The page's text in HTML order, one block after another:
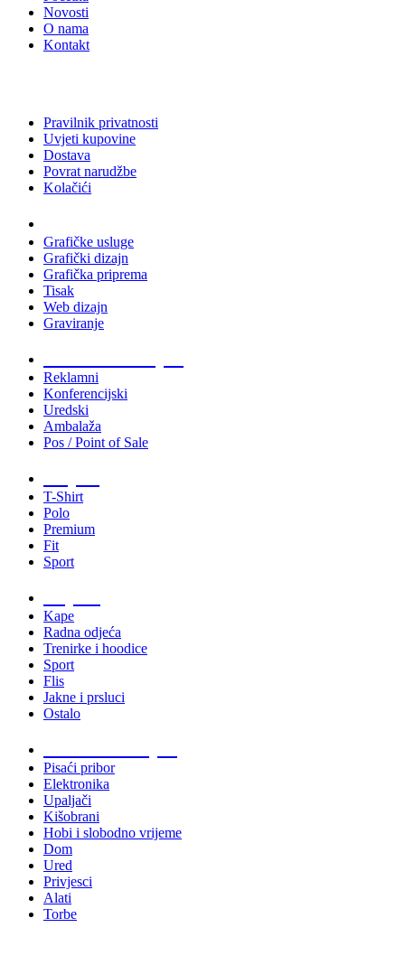
Novosti
O nama
Kontakt
Pravilnik privatnosti
Uvjeti kupovine
Dostava
Povrat narudžbe
Kolačići
Grafičke usluge
Grafički dizajn
Grafička priprema
Tisak
Web dizajn
Graviranje
Reklamni
Konferencijski
Uredski
Ambalaža
Pos / Point of Sale
T-Shirt
Polo
Premium
Fit
Sport
Kape
Radna odjeća
Trenirke i hoodice
Sport
Flis
Jakne i prsluci
Ostalo
Pisaći pribor
Elektronika
Upaljači
Kišobrani
Hobi i slobodno vrijeme
Dom
Ured
Privjesci
Alati
Torbe